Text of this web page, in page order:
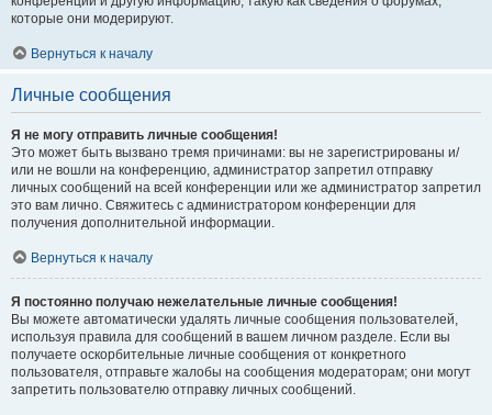
которые они модерируют.
Вернуться к началу
Личные сообщения
Я не могу отправить личные сообщения!
Это может быть вызвано тремя причинами: вы не зарегистрированы и/
или не вошли на конференцию, администратор запретил отправку
личных сообщений на всей конференции или же администратор запретил
это вам лично. Свяжитесь с администратором конференции для
получения дополнительной информации.
Вернуться к началу
Я постоянно получаю нежелательные личные сообщения!
Вы можете автоматически удалять личные сообщения пользователей,
используя правила для сообщений в вашем личном разделе. Если вы
получаете оскорбительные личные сообщения от конкретного
пользователя, отправьте жалобы на сообщения модераторам; они могут
запретить пользователю отправку личных сообщений.